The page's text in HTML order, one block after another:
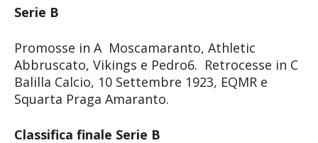
Serie B
Promosse in A Moscamaranto, Athletic
Abbruscato, Vikings e Pedro6. Retrocesse in C
Balilla Calcio, 10 Settembre 1923, EQMR e
Squarta Praga Amaranto.
Classifica finale Serie B